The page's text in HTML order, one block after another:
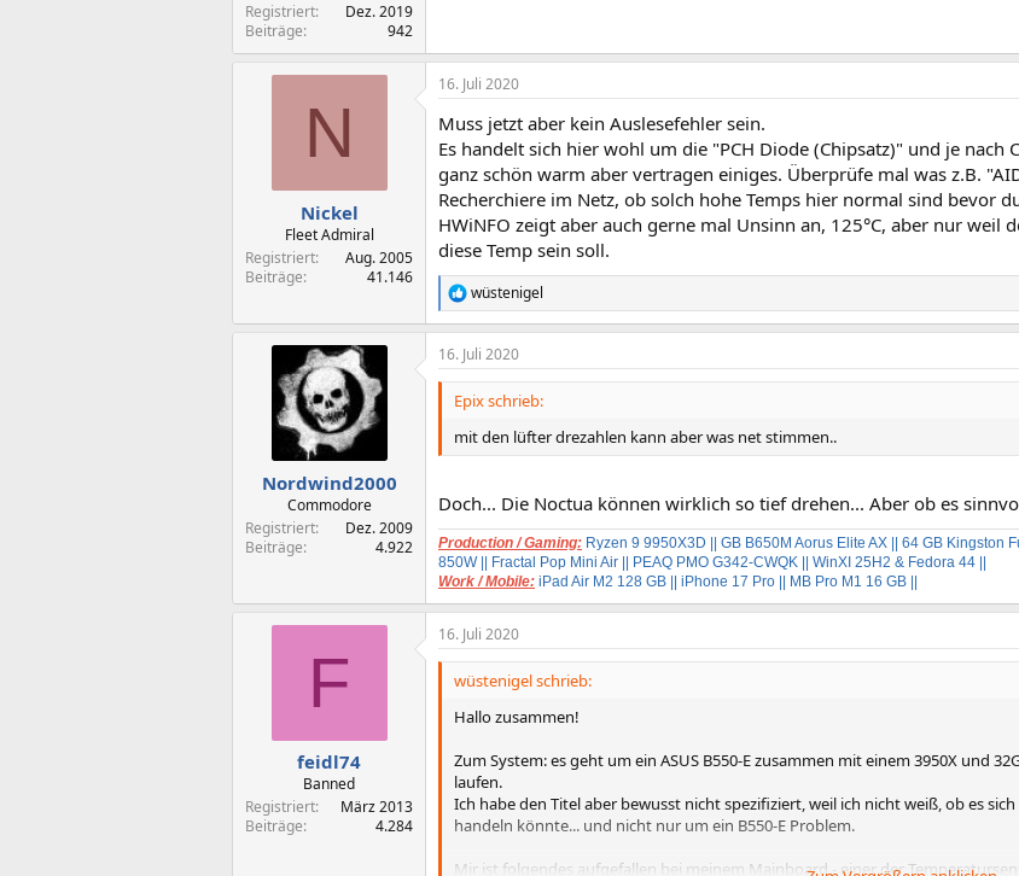
Registriert
Dez. 2019
Beiträge
942
N
Nickel
Fleet Admiral
Registriert
Aug. 2005
Beiträge
41.146
16. Juli 2020
Muss jetzt aber kein Auslesefehler sein.
Es handelt sich hier wohl um die "PCH Diode (Chipsatz)" und je nach
ganz schön warm aber vertragen einiges. Überprüfe mal was z.B.
Recherchiere im Netz, ob solch hohe Temps hier normal sind bevor
HWiNFO zeigt aber auch gerne mal Unsinn an, 125°C, aber nur weil
diese Temp sein soll.
R
e
a
k
t
e
:
wüstenigel
Nordwind2000
Commodore
Registriert
Dez. 2009
Beiträge
4.922
16. Juli 2020
Epix schrieb:
mit den lüfter drezahlen kann aber was net stimmen..
Doch... Die Noctua können wirklich so tief drehen... Aber ob es
Production / Gaming: Ryzen 9 9950X3D || GB B650M Aorus Elite AX || 64 GB Kingston
850W || Fractal Pop Mini Air || PEAQ PMO G342-CWQK || WinXI 25H2 & Fedora 44 ||
Work / Mobile: iPad Air M2 128 GB || iPhone 17 Pro || MB Pro M1 16 GB ||
F
feidl74
Banned
Registriert
März 2013
Beiträge
4.284
16. Juli 2020
wüstenigel schrieb:
Hallo zusammen!
Zum System: es geht um ein ASUS B550-E zusammen mit einem 3950X und
laufen.
Ich habe den Titel aber bewusst nicht spezifiziert, weil ich nicht weiß, ob es
handeln könnte... und nicht nur um ein B550-E Problem.
Mir ist folgendes aufgefallen bei meinem Mainboard - einer der